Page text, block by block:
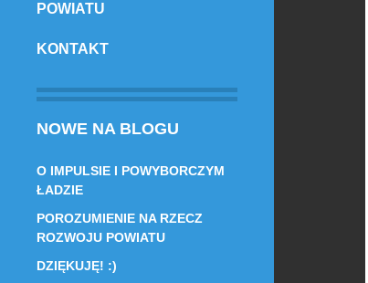
POWIATU
KONTAKT
NOWE NA BLOGU
O IMPULSIE I POWYBORCZYM
ŁADZIE
POROZUMIENIE NA RZECZ
ROZWOJU POWIATU
DZIĘKUJĘ! :)